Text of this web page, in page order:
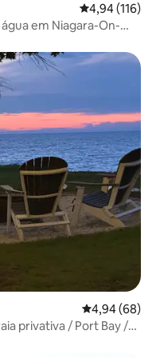
4,94 de uma
4,94 (116)
em Niagara-On-
4,94 de uma
4,94 (68)
privativa / Port Bay /